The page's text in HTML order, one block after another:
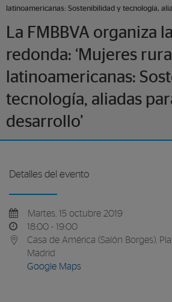
latinoamericanas: Sostenibilidad y tecnología,
La FMBBVA organiza
redonda: ‘Mujeres
latinoamericanas:
tecnología, aliadas
desarrollo’
Detalles del evento
Martes, 15 octubre 2019
18:00 - 19:00
Casa de América (Salón Borges),
Madrid
Google Maps